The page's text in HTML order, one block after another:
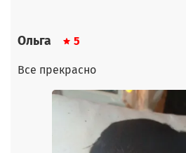
Ольга 5
Все прекрасно